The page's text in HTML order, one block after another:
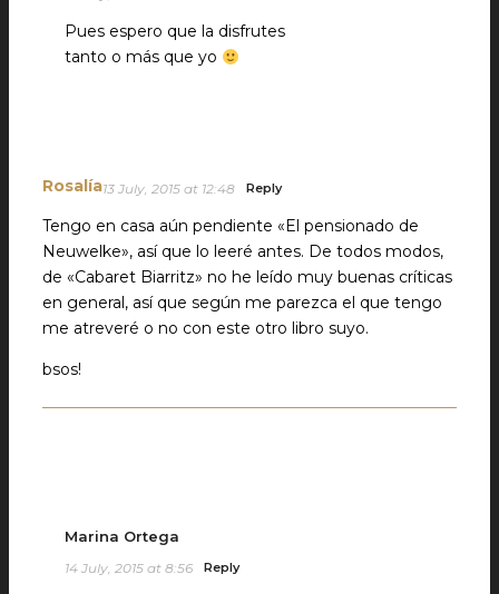
Pues espero que la disfrutes
tanto o más que yo
Rosalía13 July, 2015 at 12:48 Reply
Tengo en casa aún pendiente «El pensionado de
Neuwelke», así que lo leeré antes. De todos modos,
de «Cabaret Biarritz» no he leído muy buenas críticas
en general, así que según me parezca el que tengo
me atreveré o no con este otro libro suyo.
bsos!
Marina Ortega
14 July, 2015 at 8:56 Reply